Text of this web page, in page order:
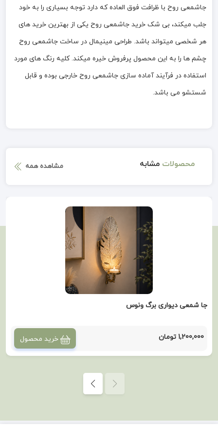
جاشمعی روح با ظرافت فوق العاده که دارد توجه بسیاری را به خود
جلب میکند، بی شک خرید جاشمعی روح یکی از بهترین خرید های
هر شخصی میتواند باشد. طراحی مینیمال در ساخت جاشمعی روح
چشم ها را به این محصول پرفروش خیره میکند. کلیه رنگ های مورد
استفاده در فرآیند آماده سازی جاشمعی روح خارجی بوده و قابل
شستشو می باشد.
محصولات مشابه مشاهده همه
جا شمعی دیواری برگ ونوس
1,200,000 تومان خرید محصول